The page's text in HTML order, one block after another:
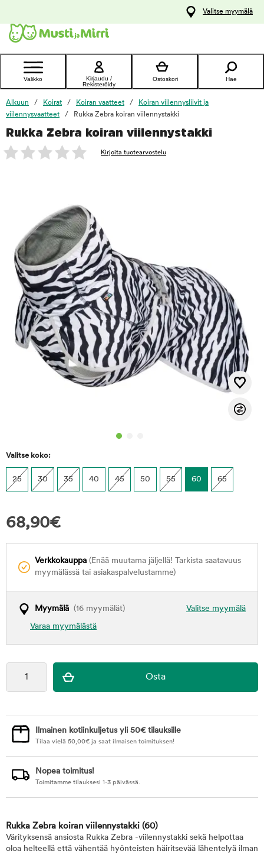
Ota yhteyttä
asiakaspalveluun
Valitse myymälä
Valikko
Kirjaudu /
Rekisteröidy
Ostoskori Hae
Alkuun Koirat Koiran vaatteet
Koiran viilennysliivit ja
viilennysvaatteet
Rukka Zebra koiran viilennystakki
Rukka Zebra koiran viilennystakki
Kirjoita tuotearvostelu
Valitse koko:
25 30 35 40 45 50 55 60 65
68,90€
Verkkokauppa (Enää muutama jäljellä! Tarkista saatavuus
myymälässä tai asiakaspalvelustamme)
Valitse myymälä
Myymälä (16 myymälät)
Varaa myymälästä
foo
Ilmainen kotiinkuljetus yli 50€ tilauksille
Tilaa vielä 50,00€ ja saat ilmaisen toimituksen!
Nopea toimitus!
Toimitamme tilauksesi 1-3 päivässä.
Rukka Zebra koiran viilennystakki (60)
Värityksensä ansiosta Rukka Zebra -viilennystakki sekä helpottaa
oloa helteellä että vähentää hyönteisten häiritsevää lähentelyä ilman